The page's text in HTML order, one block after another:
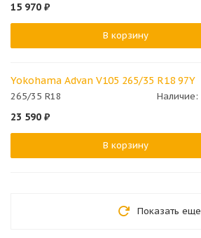
15 970 ₽
В корзину
Yokohama Advan V105 265/35 R18 97Y
265/35 R18 Наличие:
23 590 ₽
В корзину
Показать еще